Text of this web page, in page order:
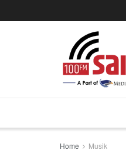
Home Musik